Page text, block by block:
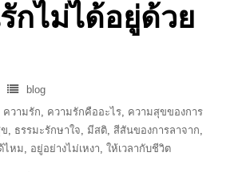
กไม่ได้อยู่ด้วย
blog
ความรัก, ความรักคืออะไร, ความสุขของการ
, ธรรมะรักษาใจ, มีสติ, สีสันของการลาจาก,
ไหม, อยู่อย่างไม่เหงา, ให้เวลากับชีวิต